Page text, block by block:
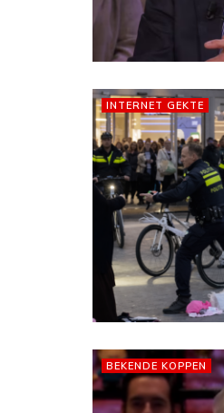
INTERNET GEKTE
BEKENDE KOPPEN